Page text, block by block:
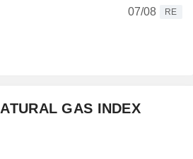
07/08
RE
GAS INDEX